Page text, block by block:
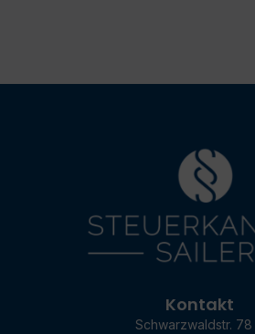
Kontakt
Schwarzwaldstr. 78